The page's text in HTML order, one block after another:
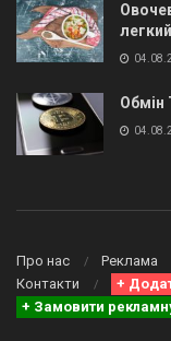
Обмін
Про нас Реклама
Контакти
+
+ Замовити